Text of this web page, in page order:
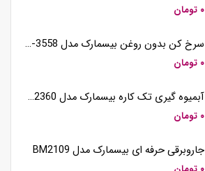
۰ تومان
سرخ کن بدون روغن بیسمارک مدل BM-3558
۰ تومان
آبمیوه گیری تک کاره بیسمارک مدل BM2360
۰ تومان
جاروبرقی حرفه ای بیسمارک مدل BM2109